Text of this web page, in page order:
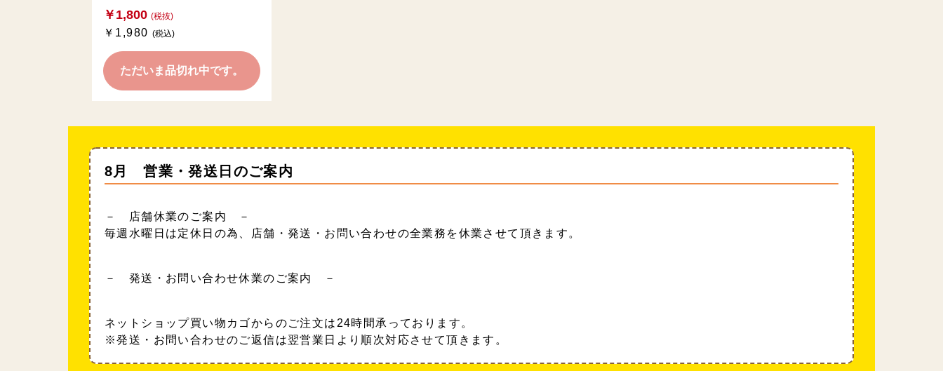
￥1,800 (税抜)
￥1,980 (税込)
ただいま品切れ中です。
8月 営業・発送日のご案内
－ 店舗休業のご案内 －
毎週水曜日は定休日の為、店舗・発送・お問い合わせの全業務を休業させて頂きます。
－ 発送・お問い合わせ休業のご案内 －
ネットショップ買い物カゴからのご注文は24時間承っております。
※発送・お問い合わせのご返信は翌営業日より順次対応させて頂きます。